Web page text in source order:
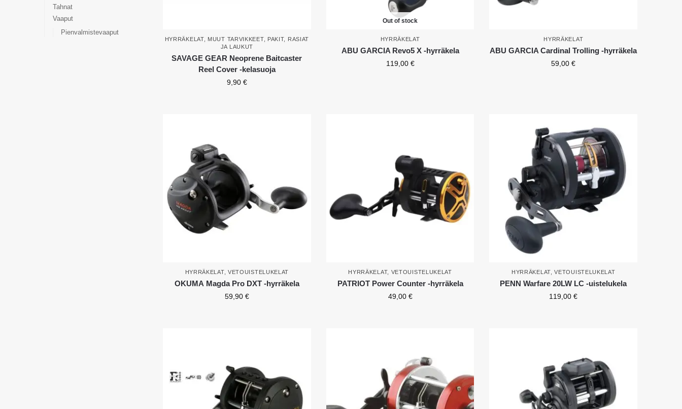
HYRRÄKELAT, MUUT TARVIKKEET,
PAKIT, RASIAT
JA LAUKUT
SAVAGE GEAR Neoprene Baitcaster
Reel Cover -kelasuoja
9,90 €
Out of stock
HYRRÄKELAT
ABU GARCIA Revo5 X -hyrräkela
119,00 €
HYRRÄKELAT
ABU GARCIA Cardinal Trolling -hyrräkela
59,00€
HYRRÄKELAT, VETOUISTELUKELAT
OKUMA Magda Pro DXT -hyrräkela
59,90 €
HYRRÄKELAT, VETOUISTELUKELAT
PATRIOT Power Counter -hyrräkela
49,00 €
HYRRÄKELAT,VETOUISTELUKELAT
PENN Warfare 20LW LC -uistelukela
119,00€
Tahnat
Vaaput
Pienvalmistevaaput